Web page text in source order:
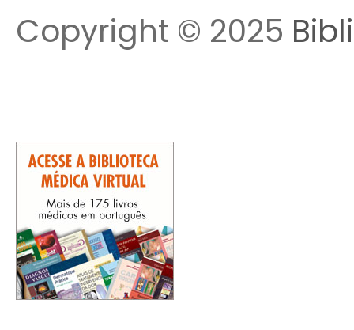
Copyright © 2025